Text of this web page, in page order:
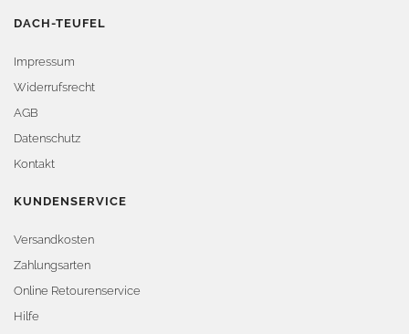
DACH-TEUFEL
Impressum
Widerrufsrecht
AGB
Datenschutz
Kontakt
KUNDENSERVICE
Versandkosten
Zahlungsarten
Online Retourenservice
Hilfe